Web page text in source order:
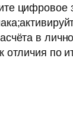
цифровое
в
отличия по